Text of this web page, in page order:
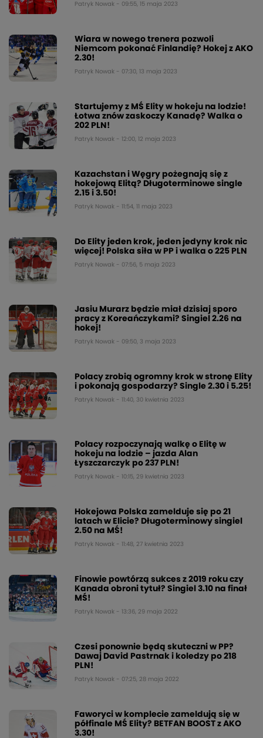
Patryk Nowak - 09:55, 15 maja 2023
Wiara w nowego trenera pozwoli
Niemcom pokonać Finlandię? Hokej z AKO
2.30!
Patryk Nowak - 07:30, 13 maja 2023
Startujemy z MŚ Elity w hokeju na lodzie!
Łotwa znów zaskoczy Kanadę? Walka o
202 PLN!
Patryk Nowak - 12:00, 12 maja 2023
Kazachstan i Węgry pożegnają się z
hokejową Elitą? Długoterminowe single
2.15 i 3.50!
Patryk Nowak - 11:54, 11 maja 2023
Do Elity jeden krok, jeden jedyny krok nic
więcej! Polska siła w PP i walka o 225 PLN
Patryk Nowak - 07:56, 5 maja 2023
Jasiu Murarz będzie miał dzisiaj sporo
pracy z Koreańczykami? Singiel 2.26 na
hokej!
Patryk Nowak - 09:50, 3 maja 2023
Polacy zrobią ogromny krok w stronę Elity
i pokonają gospodarzy? Single 2.30 i 5.25!
Patryk Nowak - 11:40, 30 kwietnia 2023
Polacy rozpoczynają walkę o Elitę w
hokeju na lodzie – jazda Alan
Łyszczarczyk po 237 PLN!
Patryk Nowak - 10:15, 29 kwietnia 2023
Hokejowa Polska zamelduje się po 21
latach w Elicie? Długoterminowy singiel
2.50 na MŚ!
Patryk Nowak - 11:48, 27 kwietnia 2023
Finowie powtórzą sukces z 2019 roku czy
Kanada obroni tytuł? Singiel 3.10 na finał
MŚ!
Patryk Nowak - 13:36, 29 maja 2022
Czesi ponownie będą skuteczni w PP?
Dawaj David Pastrnak i koledzy po 218
PLN!
Patryk Nowak - 07:25, 28 maja 2022
Faworyci w komplecie zameldują się w
półfinale MŚ Elity? BETFAN BOOST z AKO
3.30!